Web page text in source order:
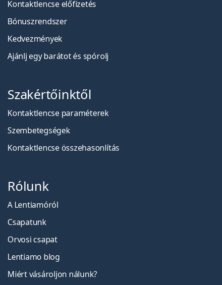
Kontaktlencse előfizetés
Bónuszrendszer
Kedvezmények
Ajánlj egy barátot és spórolj
Szakértőinktől
Kontaktlencse paraméterek
Szembetegségek
Kontaktlencse összehasonlítás
Rólunk
A Lentiamóról
Csapatunk
Orvosi csapat
Lentiamo blog
Miért vásároljon nálunk?